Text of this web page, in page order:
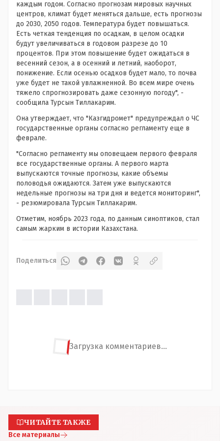
каждым годом. Согласно прогнозам мировых научных
центров, климат будет меняться дальше, есть прогнозы
до 2030, 2050 годов. Температура будет повышаться.
Есть четкая тенденция по осадкам, в целом осадки
будут увеличиваться в годовом разрезе до 10
процентов. При этом повышение будет ожидаться в
весенний сезон, а в осенний и летний, наоборот,
понижение. Если осенью осадков будет мало, то почва
уже будет не такой увлажненной. Во всем мире очень
тяжело спрогнозировать даже сезонную погоду", -
сообщила Турсын Тиллакарим.
Она утверждает, что "Казгидромет" предупреждал о ЧС
государственные органы согласно регламенту еще в
феврале.
"Согласно регламенту мы оповещаем первого февраля
все государственные органы. А первого марта
выпускаются точные прогнозы, какие объемы
половодья ожидаются. Затем уже выпускаются
недельные прогнозы на три дня и ведется мониторинг",
- резюмировала Турсын Тиллакарим.
Отметим, ноябрь 2023 года, по данным синоптиков, стал
самым жарким в истории Казахстана.
Поделиться
Загрузка комментариев...
ЧИТАЙТЕ ТАКЖЕ
Все материалы